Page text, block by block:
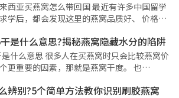
西亚买燕窝怎么带回国 最近有许多中国留学
学后，都会发现这里的燕窝品质好、 价格…
是什么意思?揭秘燕窝隐藏水分的陷阱
什么意思 很多人在买燕窝时只会比较燕窝价
更重要的因素，那就是燕窝干度。 也…
辨别?5个简单方法教你识别刷胶燕窝